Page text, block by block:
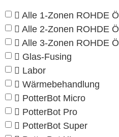
Alle 1-Zonen ROHDE
Alle 2-Zonen ROHDE
Alle 3-Zonen ROHDE
Glas-Fusing
Labor
Wärmebehandlung
PotterBot Micro
PotterBot Pro
PotterBot Super